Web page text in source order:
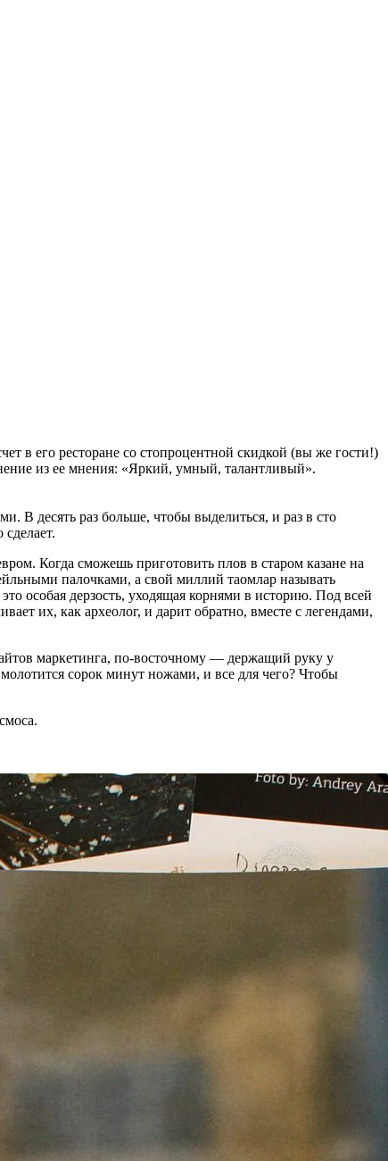
в его ресторане со стопроцентной скидкой (вы же гости!)
из ее мнения: «Яркий, умный, талантливый».
В десять раз больше, чтобы выделиться, и раз в сто
Когда сможешь приготовить плов в старом казане на
палочками, а свой миллий таомлар называть
особая дерзость, уходящая корнями в историю. Под всей
их, как археолог, и дарит обратно, вместе с легендами,
маркетинга, по-восточному — держащий руку у
сорок минут ножами, и все для чего? Чтобы